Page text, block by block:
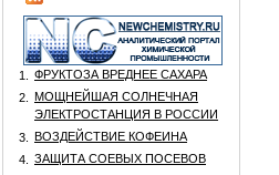
1.
ФРУКТОЗА ВРЕДНЕЕ САХАРА
2.
МОЩНЕЙШАЯ СОЛНЕЧНАЯ
ЭЛЕКТРОСТАНЦИЯ В РОССИИ
3.
ВОЗДЕЙСТВИЕ КОФЕИНА
4.
ЗАЩИТА СОЕВЫХ ПОСЕВОВ